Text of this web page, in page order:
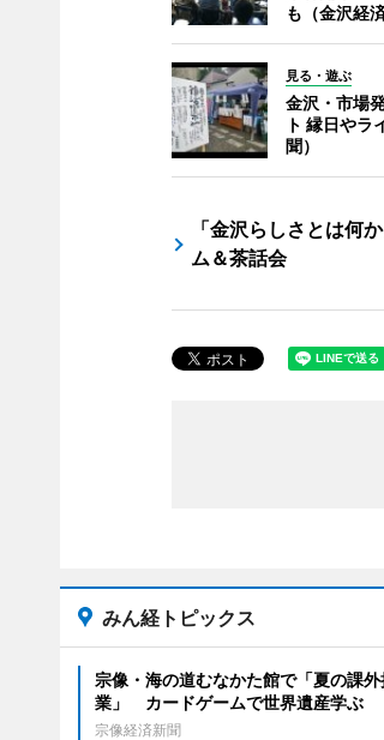
も（金沢経
見る・遊ぶ
金沢・市場
ト 縁日やラ
聞）
「金沢らしさとは何
ム＆茶話会
みん経トピックス
宗像・海の道むなかた館で「夏の課外
業」 カードゲームで世界遺産学ぶ
宗像経済新聞